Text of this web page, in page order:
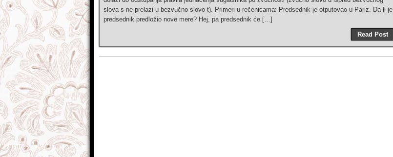
slova s ne prelazi u bezvučno slovo t). Primeri u rečenicama: Predsednik je otputovao u Pariz. Da li je
predsednik predložio nove mere? Hej, pa predsednik će […]
Read Post